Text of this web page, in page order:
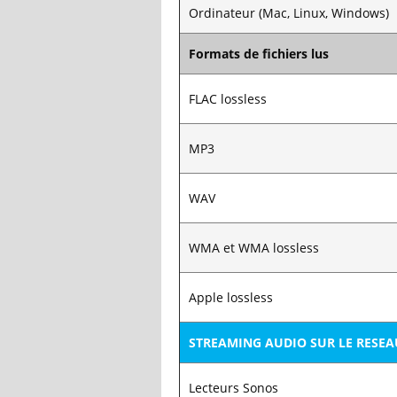
Ordinateur (Mac, Linux, Windows)
Formats de fichiers lus
FLAC lossless
MP3
WAV
WMA et WMA lossless
Apple lossless
STREAMING AUDIO SUR LE
Lecteurs Sonos